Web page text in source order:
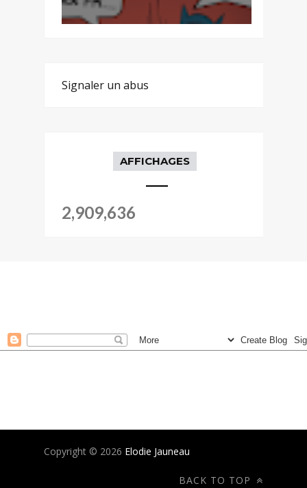
Signaler un abus
AFFICHAGES
2,909,636
Copyright © 2026 Elodie Jauneau
BACK TO TOP